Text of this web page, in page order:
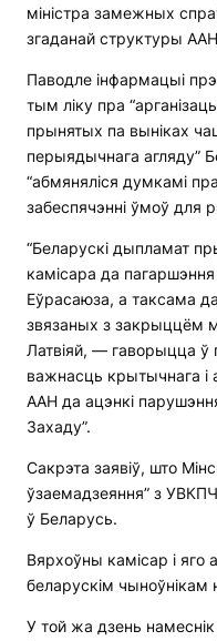
міністра замежных
згаданай структуры
Паводле інфармацыі
тым ліку пра
прынятых па выніках
перыядычнага агляду”
“абмяняліся думкамі
забеспячэнні ўмоў для
“Беларускі дыпламат
камісара да пагаршэння
Еўрасаюза, а таксама
звязаных з закрыццём
Латвіяй, — гаворыцца
важнасць крытычнага і
ААН да ацэнкі
Захаду”.
Сакрэта заявіў, што
ўзаемадзеяння” з
ў Беларусь.
Вярхоўны камісар і яго
беларускім чыноўнікам
У той жа дзень